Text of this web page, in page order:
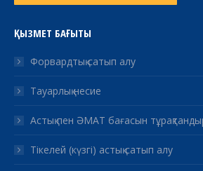
ҚЫЗМЕТ БАҒЫТЫ
Форвардтық сатып алу
Тауарлық несие
Астық пен ӘМАТ бағасын
Тікелей (күзгі) астық сатып алу